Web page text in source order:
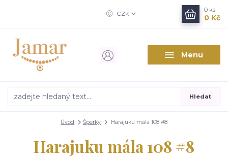
Menu
CZK
Hledat
0 ks
0 Kč
Úvod Šperky Harajuku mála 108 #8
Harajuku mála 108 #8